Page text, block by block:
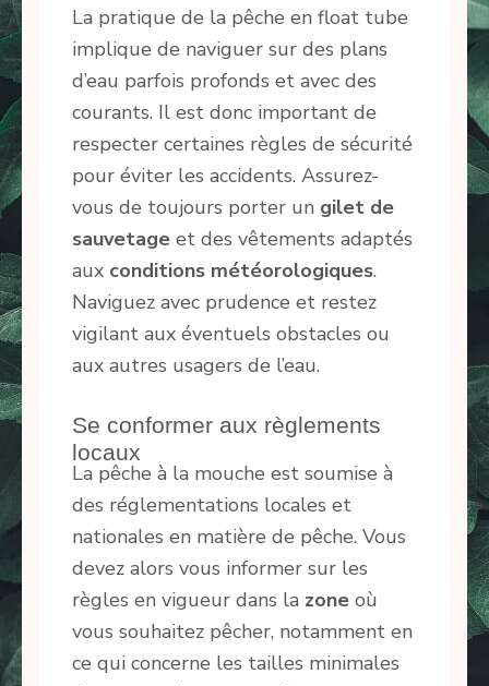
La pratique de la pêche en float tube
implique de naviguer sur des plans
d’eau parfois profonds et avec des
courants. Il est donc important de
respecter certaines règles de sécurité
pour éviter les accidents. Assurez-
vous de toujours porter un gilet de
sauvetage et des vêtements adaptés
aux conditions météorologiques.
Naviguez avec prudence et restez
vigilant aux éventuels obstacles ou
aux autres usagers de l’eau.
Se conformer aux règlements
locaux
La pêche à la mouche est soumise à
des réglementations locales et
nationales en matière de pêche. Vous
devez alors vous informer sur les
règles en vigueur dans la zone où
vous souhaitez pêcher, notamment en
ce qui concerne les tailles minimales